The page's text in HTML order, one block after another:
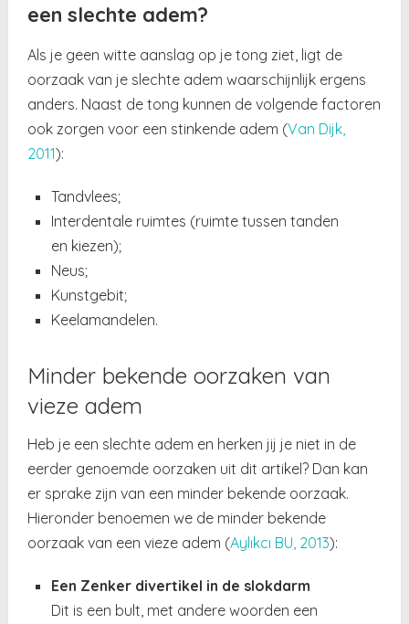
een slechte adem?
Als je geen witte aanslag op je tong ziet, ligt de
oorzaak van je slechte adem waarschijnlijk ergens
anders. Naast de tong kunnen de volgende factoren
ook zorgen voor een stinkende adem (Van Dijk,
2011):
Tandvlees;
Interdentale ruimtes (ruimte tussen tanden
en kiezen);
Neus;
Kunstgebit;
Keelamandelen.
Minder bekende oorzaken van
vieze adem
Heb je een slechte adem en herken jij je niet in de
eerder genoemde oorzaken uit dit artikel? Dan kan
er sprake zijn van een minder bekende oorzaak.
Hieronder benoemen we de minder bekende
oorzaak van een vieze adem (Aylıkcı BU, 2013):
Een Zenker divertikel in de slokdarm
Dit is een bult, met andere woorden een